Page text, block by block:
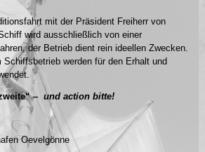
mit der Präsident Freiherr von
wird ausschließlich von einer
der Betrieb dient rein ideellen Zwecken.
werden für den Erhalt und
– und action bitte!
Oevelgönne